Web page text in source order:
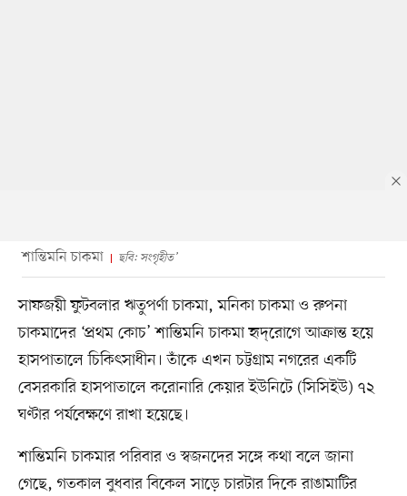
শান্তিমনি চাকমা ছবি: সংগৃহীত’
সাফজয়ী ফুটবলার ঋতুপর্ণা চাকমা, মনিকা চাকমা ও রুপনা
চাকমাদের ‘প্রথম কোচ’ শান্তিমনি চাকমা হৃদ্‌রোগে আক্রান্ত হয়ে
হাসপাতালে চিকিৎসাধীন। তাঁকে এখন চট্টগ্রাম নগরের একটি
বেসরকারি হাসপাতালে করোনারি কেয়ার ইউনিটে (সিসিইউ) ৭২
ঘণ্টার পর্যবেক্ষণে রাখা হয়েছে।
শান্তিমনি চাকমার পরিবার ও স্বজনদের সঙ্গে কথা বলে জানা
গেছে, গতকাল বুধবার বিকেল সাড়ে চারটার দিকে রাঙামাটির